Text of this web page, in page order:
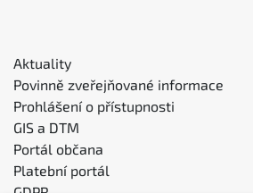
Aktuality
Povinně zveřejňované informace
Prohlášení o přístupnosti
GIS a DTM
Portál občana
Platební portál